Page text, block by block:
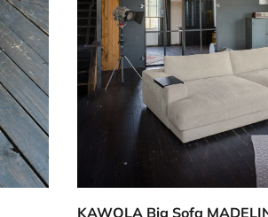
KAWOLA Big Sofa